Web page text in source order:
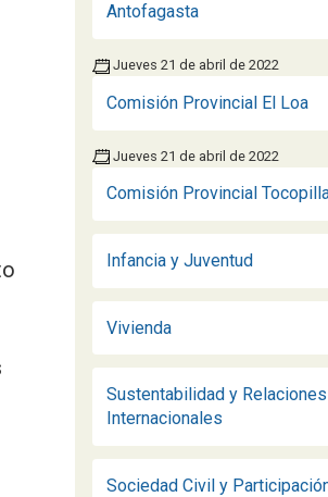
Antofagasta
Jueves 21 de abril de 2022
Comisión Provincial El Loa
Jueves 21 de abril de 2022
Comisión Provincial
Infancia y Juventud
Vivienda
Sustentabilidad y Relaciones
Internacionales
Sociedad Civil y